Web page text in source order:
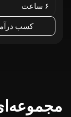
۶ ساعت
کسب